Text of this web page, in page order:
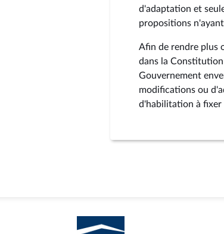
d'adaptation et
propositions
Afin de rendre plus
dans la
Gouvernement
modifications ou
d'habilitation à fixer